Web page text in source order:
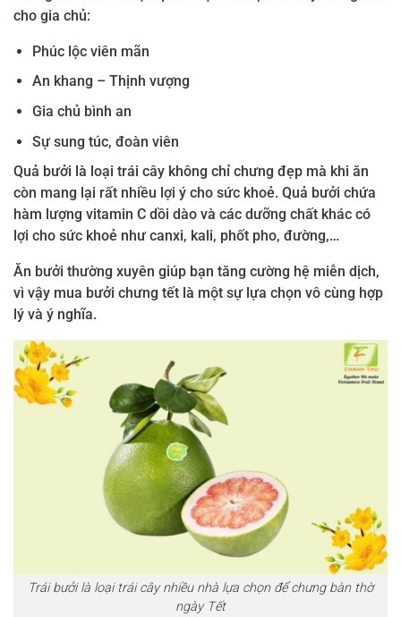
cho gia chủ:
Phúc lộc viên mãn
An khang – Thịnh vượng
Gia chủ bình an
Sự sung túc, đoàn viên
Quả bưởi là loại trái cây không chỉ chưng đẹp mà khi ăn
còn mang lại rất nhiều lợi ý cho sức khoẻ. Quả bưởi chứa
hàm lượng vitamin C dồi dào và các dưỡng chất khác có
lợi cho sức khoẻ như canxi, kali, phốt pho, đường,…
Ăn bưởi thường xuyên giúp bạn tăng cường hệ miễn dịch,
vì vậy mua bưởi chưng tết là một sự lựa chọn vô cùng hợp
lý và ý nghĩa.
Trái bưởi là loại trái cây nhiều nhà lựa chọn để chưng bàn thờ
ngày Tết